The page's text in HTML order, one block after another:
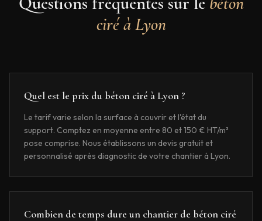
ciré àLyon
Quel est le prix du béton ciré à Lyon ?
Le tarif varie selon la surface à couvrir et l'état du
support. Comptez en moyenne entre 80 et 150 € HT/m²
pose comprise. Nous établissons un devis gratuit et
personnalisé après diagnostic de votre chantier à Lyon.
Combien de temps dure un chantier de béton ciré